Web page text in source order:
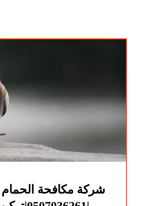
شركة مكافحة الحمام